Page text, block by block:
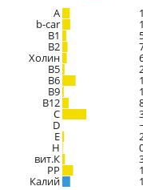
A
b-car
В1
B2
Холин
B5
B6
B9
B12
C
D
E
H
вит.К
PP
Калий